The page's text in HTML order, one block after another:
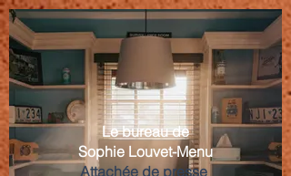
Le bureau de
Sophie Louvet-Menu
Attachée de presse